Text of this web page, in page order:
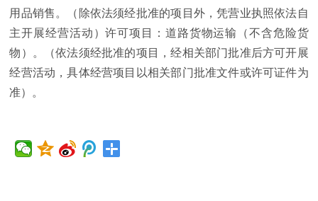
用品销售。（除依法须经批准的项目外，凭营业执照依法自
主开展经营活动）许可项目：道路货物运输（不含危险货
物）。（依法须经批准的项目，经相关部门批准后方可开展
经营活动，具体经营项目以相关部门批准文件或许可证件为
准）。